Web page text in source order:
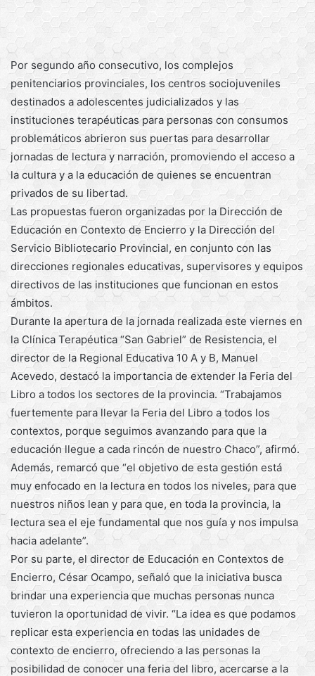
Por segundo año consecutivo, los complejos
penitenciarios provinciales, los centros sociojuveniles
destinados a adolescentes judicializados y las
instituciones terapéuticas para personas con consumos
problemáticos abrieron sus puertas para desarrollar
jornadas de lectura y narración, promoviendo el acceso a
la cultura y a la educación de quienes se encuentran
privados de su libertad.
Las propuestas fueron organizadas por la Dirección de
Educación en Contexto de Encierro y la Dirección del
Servicio Bibliotecario Provincial, en conjunto con las
direcciones regionales educativas, supervisores y equipos
directivos de las instituciones que funcionan en estos
ámbitos.
Durante la apertura de la jornada realizada este viernes en
la Clínica Terapéutica “San Gabriel” de Resistencia, el
director de la Regional Educativa 10 A y B, Manuel
Acevedo, destacó la importancia de extender la Feria del
Libro a todos los sectores de la provincia. “Trabajamos
fuertemente para llevar la Feria del Libro a todos los
contextos, porque seguimos avanzando para que la
educación llegue a cada rincón de nuestro Chaco”, afirmó.
Además, remarcó que “el objetivo de esta gestión está
muy enfocado en la lectura en todos los niveles, para que
nuestros niños lean y para que, en toda la provincia, la
lectura sea el eje fundamental que nos guía y nos impulsa
hacia adelante”.
Por su parte, el director de Educación en Contextos de
Encierro, César Ocampo, señaló que la iniciativa busca
brindar una experiencia que muchas personas nunca
tuvieron la oportunidad de vivir. “La idea es que podamos
replicar esta experiencia en todas las unidades de
contexto de encierro, ofreciendo a las personas la
posibilidad de conocer una feria del libro, acercarse a la